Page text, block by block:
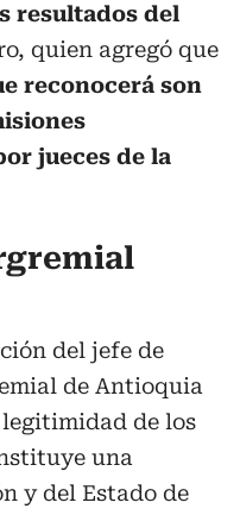
resultados del
quien agregó que
reconocerá son
jueces de la
del jefe de
de Antioquia
de los
una
y del Estado de